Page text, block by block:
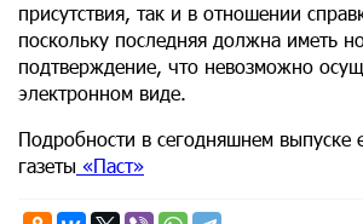
присутствия, так и в отношении
поскольку последняя должна иметь
подтверждение, что невозможно
электронном виде.
Подробности в сегодняшнем выпуске
газеты «Паст»